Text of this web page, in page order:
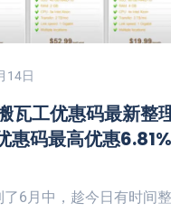
14日
瓦工优惠码最新整
惠码最高优惠
6月中，趁今日有时间